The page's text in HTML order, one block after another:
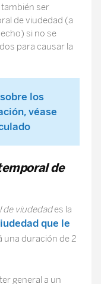
ser
de viudedad (a
si no se
para causar la
los
véase
de
viudedades la
que le
una duración de 2
general a un